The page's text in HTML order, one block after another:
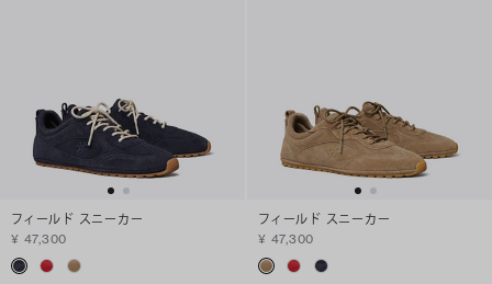
フィールド スニーカー
¥ 47,300
フィールド スニーカー
¥ 47,300